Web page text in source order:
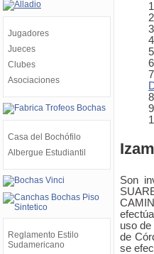
Jugadores
Jueces
Clubes
Asociaciones
Casa del Bochófilo
Albergue Estudiantil
Reglamento Estilo
Sudamericano
Son
uso
de
se